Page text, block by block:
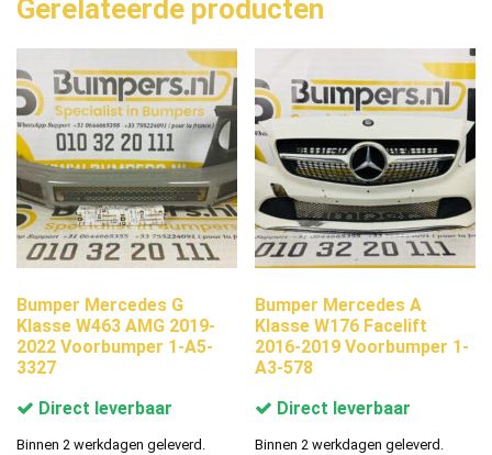
Gerelateerde producten
Bumper Mercedes G
Klasse W463 AMG 2019-
2022 Voorbumper 1-A5-
3327
Direct leverbaar
Binnen 2 werkdagen geleverd.
Bumper Mercedes A
Klasse W176 Facelift
2016-2019 Voorbumper 1-
A3-578
Direct leverbaar
Binnen 2 werkdagen geleverd.